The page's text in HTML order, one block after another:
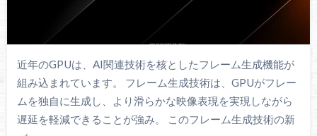
近年のGPUは、AI関連技術を核としたフレーム生成機能が
組み込まれています。 フレーム生成技術は、GPUがフレー
ムを独自に生成し、より滑らかな映像表現を実現しながら
遅延を軽減できることが強み。 このフレーム生成技術の新